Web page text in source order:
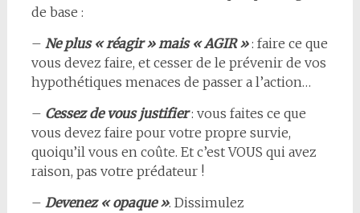
de base :
– Ne plus « réagir » mais « AGIR » : faire ce que
vous devez faire, et cesser de le prévenir de vos
hypothétiques menaces de passer a l’action…
– Cessez de vous justifier: vous faites ce que
vous devez faire pour votre propre survie,
quoiqu’il vous en coûte. Et c’est VOUS qui avez
raison, pas votre prédateur !
– Devenez « opaque ». Dissimulez